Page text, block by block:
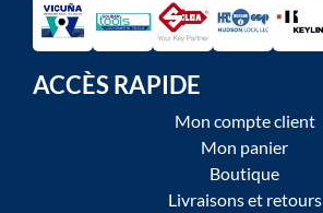
ACCÈS RAPIDE
Mon compte client
Mon panier
Boutique
Livraisons et retours